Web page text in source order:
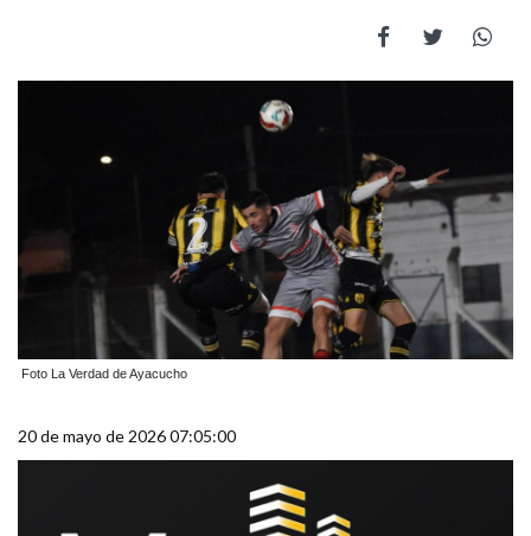
Foto La Verdad de Ayacucho
20 de mayo de 2026 07:05:00